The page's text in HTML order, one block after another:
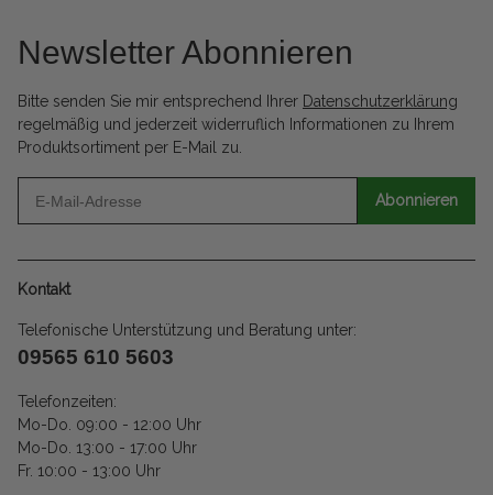
Newsletter Abonnieren
Bitte senden Sie mir entsprechend Ihrer Datenschutzerklärung
regelmäßig und jederzeit widerruflich Informationen zu Ihrem
Produktsortiment per E-Mail zu.
Abonnieren
Kontakt
Telefonische Unterstützung und Beratung unter:
09565 610 5603
Telefonzeiten:
Mo-Do. 09:00 - 12:00 Uhr
Mo-Do. 13:00 - 17:00 Uhr
Fr. 10:00 - 13:00 Uhr